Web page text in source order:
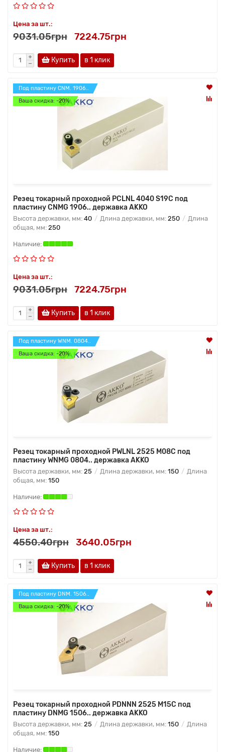
Цена за шт.:
9031.05грн 7224.75грн
Купить в 1 клик
Под пластину CNM. 1906..
Ваша скидка: -20%
Резец токарный проходной PCLNL 4040 S19C под
пластину CNMG 1906.. державка AKKO
Высота державки, мм: 40 Длина державки, мм: 250
Длина
общая, мм: 250
Цена за шт.:
9031.05грн 7224.75грн
Купить в 1 клик
Под пластину WNM. 0804..
Ваша скидка: -20%
Резец токарный проходной PWLNL 2525 M08C под
пластину WNMG 0804.. державка AKKO
Высота державки, мм: 25 Длина державки, мм: 150
Длина
общая, мм: 150
Цена за шт.:
4550.40грн 3640.05грн
Купить в 1 клик
Под пластину DNM. 1506..
Ваша скидка: -20%
Резец токарный проходной PDNNN 2525 M15C под
пластину DNMG 1506.. державка AKKO
Высота державки, мм: 25 Длина державки, мм: 150
Длина
общая, мм: 150